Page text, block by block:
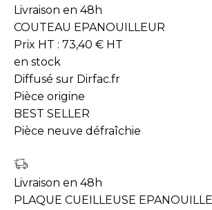
Livraison en 48h
COUTEAU EPANOUILLEUR
Prix HT : 73,40 € HT
en stock
Diffusé sur Dirfac.fr
Pièce origine
BEST SELLER
Pièce neuve défraîchie
Livraison en 48h
PLAQUE CUEILLEUSE